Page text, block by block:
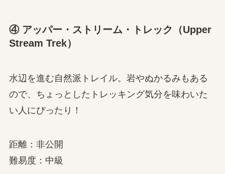
④ アッパー・ストリーム・トレック（Upper
Stream Trek）
水辺を進む自然派トレイル。岩やぬかるみもある
ので、ちょっとしたトレッキング気分を味わいた
い人にぴったり！
距離：非公開
難易度：中級